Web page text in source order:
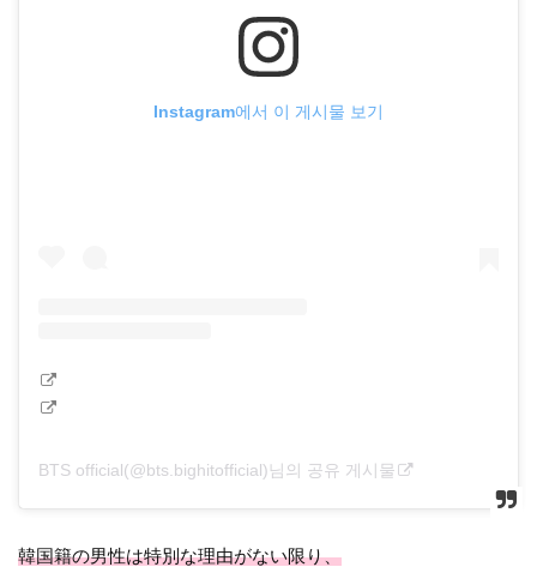
Instagram에서 이 게시물 보기
BTS official(@bts.bighitofficial)님의 공유 게시물
韓国籍の男性は特別な理由がない限り、